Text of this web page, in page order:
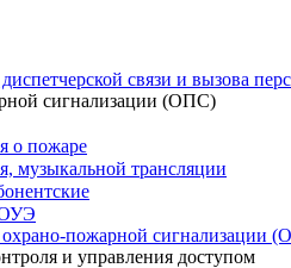
связи и вызова
сигнализации (ОПС)
о пожаре
музыкальной трансляции
охрано-пожарной сигнализации
и управления доступом